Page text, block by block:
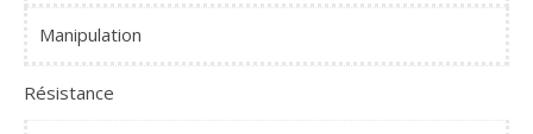
Manipulation
Résistance